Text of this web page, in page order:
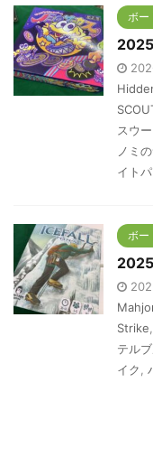
ボー
スウ
ノミ
イト
ボー
Strike
テル
イク